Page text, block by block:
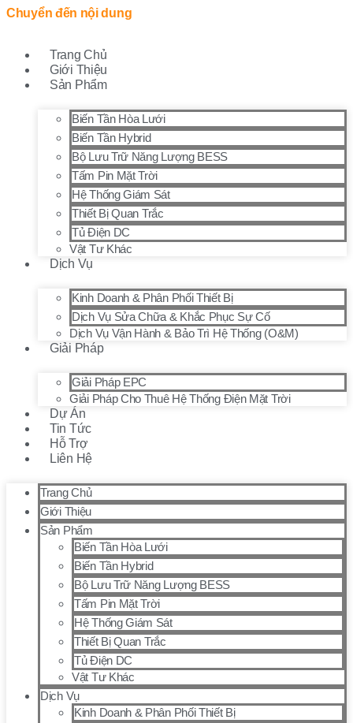
Chuyển đến nội dung
Trang Chủ
Giới Thiệu
Sản Phẩm
Biến Tần Hòa Lưới
Biến Tần Hybrid
Bộ Lưu Trữ Năng Lượng BESS
Tấm Pin Mặt Trời
Hệ Thống Giám Sát
Thiết Bị Quan Trắc
Tủ Điện DC
Vật Tư Khác
Dịch Vụ
Kinh Doanh & Phân Phối Thiết Bị
Dịch Vụ Sửa Chữa & Khắc Phục Sự Cố
Dịch Vụ Vận Hành & Bảo Trì Hệ Thống (O&M)
Giải Pháp
Giải Pháp EPC
Giải Pháp Cho Thuê Hệ Thống Điện Mặt Trời
Dự Án
Tin Tức
Hỗ Trợ
Liên Hệ
Trang Chủ
Giới Thiệu
Sản Phẩm
Biến Tần Hòa Lưới
Biến Tần Hybrid
Bộ Lưu Trữ Năng Lượng BESS
Tấm Pin Mặt Trời
Hệ Thống Giám Sát
Thiết Bị Quan Trắc
Tủ Điện DC
Vật Tư Khác
Dịch Vụ
Kinh Doanh & Phân Phối Thiết Bị